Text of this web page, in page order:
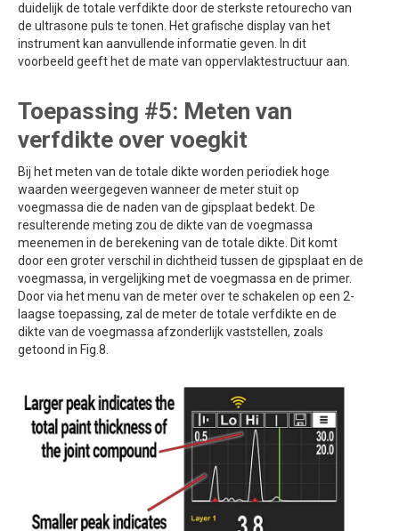
duidelijk de totale verfdikte door de sterkste retourecho van
de ultrasone puls te tonen. Het grafische display van het
instrument kan aanvullende informatie geven. In dit
voorbeeld geeft het de mate van oppervlaktestructuur aan.
Toepassing #5: Meten van
verfdikte over voegkit
Bij het meten van de totale dikte worden periodiek hoge
waarden weergegeven wanneer de meter stuit op
voegmassa die de naden van de gipsplaat bedekt. De
resulterende meting zou de dikte van de voegmassa
meenemen in de berekening van de totale dikte. Dit komt
door een groter verschil in dichtheid tussen de gipsplaat en de
voegmassa, in vergelijking met de voegmassa en de primer.
Door via het menu van de meter over te schakelen op een 2-
laagse toepassing, zal de meter de totale verfdikte en de
dikte van de voegmassa afzonderlijk vaststellen, zoals
getoond in Fig.8.